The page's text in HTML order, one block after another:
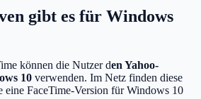
gibt es für Windows
können die Nutzer den Yahoo-
10 verwenden. Im Netz finden diese
eine FaceTime-Version für Windows 10